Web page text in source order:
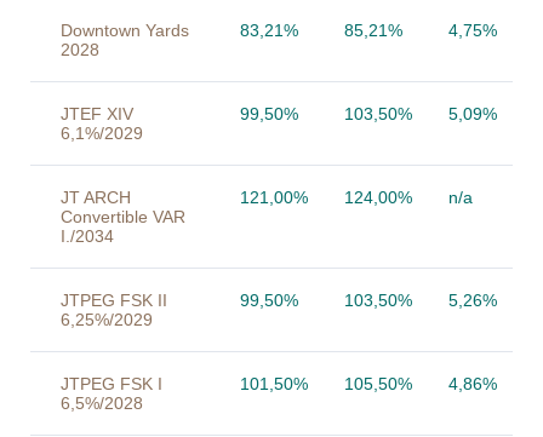
Downtown Yards
2028
83,21% 85,21% 4,75%
JTEF XIV
6,1%/2029
99,50% 103,50% 5,09%
JT ARCH
Convertible VAR
I./2034
121,00% 124,00% n/a
JTPEG FSK II
6,25%/2029
99,50% 103,50% 5,26%
JTPEG FSK I
6,5%/2028
101,50% 105,50% 4,86%